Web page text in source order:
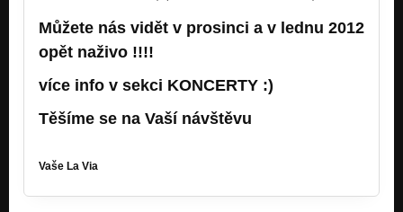
Můžete nás vidět v prosinci a v lednu 2012
opět naživo !!!!
více info v sekci KONCERTY :)
Těšíme se na Vaší návštěvu
Vaše La Via